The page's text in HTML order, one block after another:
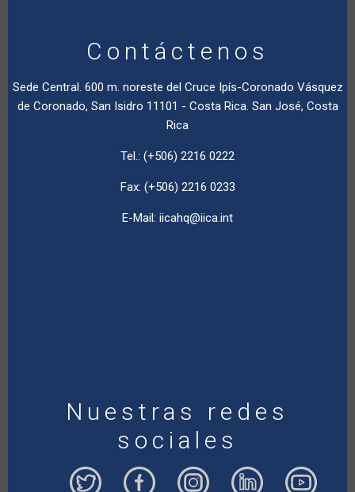
Contáctenos
Sede Central. 600 m. noreste del Cruce Ipís-Coronado Vásquez
de Coronado, San Isidro 11101 - Costa Rica. San José, Costa
Rica
Tel.: (+506) 2216 0222
Fax: (+506) 2216 0233
E-Mail: iicahq@iica.int
Nuestras redes
sociales